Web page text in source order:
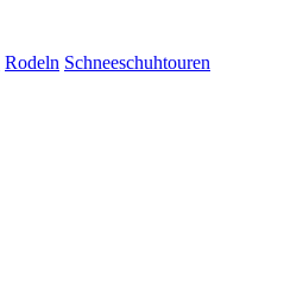
Rodeln Schneeschuhtouren